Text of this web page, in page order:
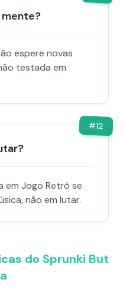
espere novas
testada em
#12
em Jogo Retrô se
não em lutar.
do Sprunki But